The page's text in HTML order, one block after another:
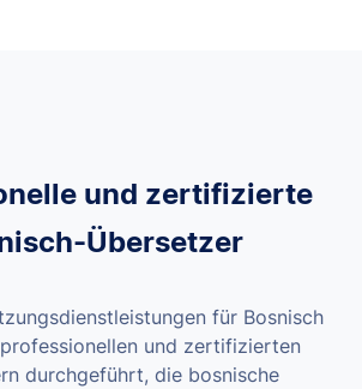
und zertifizierte
Übersetzer
für Bosnisch
und zertifizierten
durchgeführt, die bosnische